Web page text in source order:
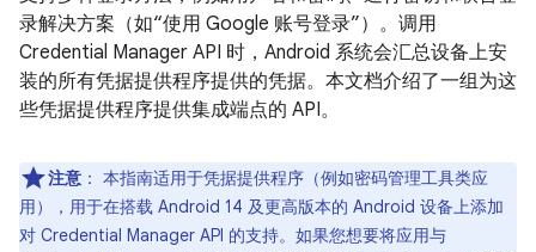
录解决方案（如“使用 Google 账号登录”）。调用
Credential Manager API 时，Android 系统会汇总设备上安
装的所有凭据提供程序提供的凭据。本文档介绍了一组为这
些凭据提供程序提供集成端点的 API。
注意 ： 本指南适用于凭据提供程序（例如密码管理工具类应
用），用于在搭载 Android 14 及更高版本的 Android 设备上添加
对 Credential Manager API 的支持。如果您想要将应用与